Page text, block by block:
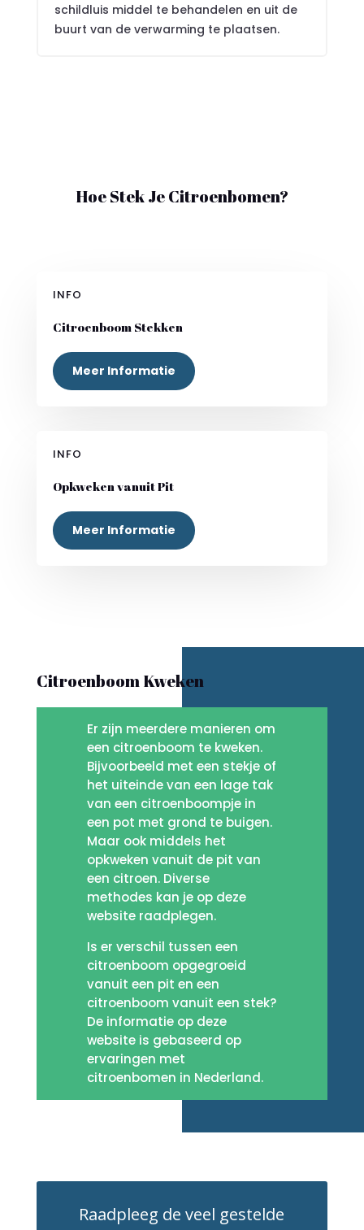
schildluis middel te behandelen en uit de
buurt van de verwarming te plaatsen.
Hoe Stek Je Citroenbomen?
INFO
Citroenboom Stekken
Meer Informatie
INFO
Opkweken vanuit Pit
Meer Informatie
Citroenboom Kweken
Er zijn meerdere manieren om
een citroenboom te kweken.
Bijvoorbeeld met een stekje of
het uiteinde van een lage tak
van een citroenboompje in
een pot met grond te buigen.
Maar ook middels het
opkweken vanuit de pit van
een citroen. Diverse
methodes kan je op deze
website raadplegen.
Is er verschil tussen een
citroenboom opgegroeid
vanuit een pit en een
citroenboom vanuit een stek?
De informatie op deze
website is gebaseerd op
ervaringen met
citroenbomen in Nederland.
Raadpleeg de veel gestelde